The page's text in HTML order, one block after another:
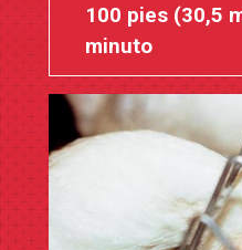
100 pies (30,5
minuto